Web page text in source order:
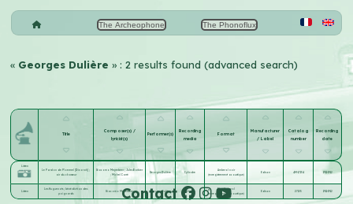
The Archeophone The Phonoflux
« Georges Dulière» : 2 results found (advanced search)
Title
Composer(s) /
lyricist(s)
Performer(s)
Recording
media
Format
Manufacturer
/ Label
Catalog
number
Recording
date
Listen
Le Pardon de Ploermel [Dinorah] ;
air du chasseur
Giacomo Meyerbeer
Jules Barbier
;Michel Carré
Georges Dulière Cylindre
Amberol noir
(enregistrement acoustique)
Edison 4M-17134 1911-1912
Listen
Les Huguenots ; bénédiction des
poignards
Giacomo Meyerbeer Georges Dulière Cylindre
Blue Amberol
(enregistrement acoustique)
Edison 27105 1911-1912
Contact